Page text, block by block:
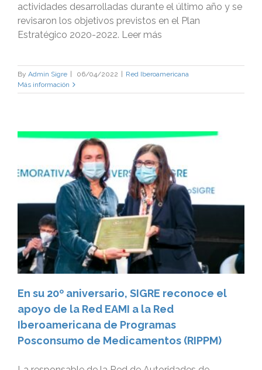
actividades desarrolladas durante el último año y se
revisaron los objetivos previstos en el Plan
Estratégico 2020-2022. Leer más
By Admin Sigre | 06/04/2022 | Red Iberoamericana
Más información
En su 20º aniversario, SIGRE reconoce el
apoyo de la Red EAMI a la Red
Iberoamericana de Programas
Posconsumo de Medicamentos (RIPPM)